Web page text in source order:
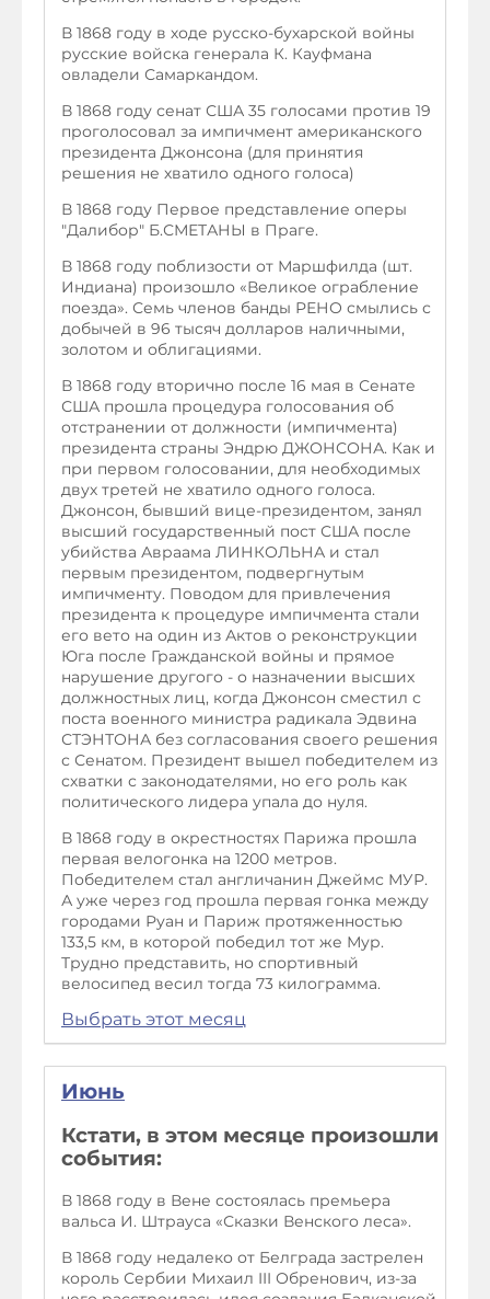
В 1868 году в ходе русско-бухарской войны
русские войска генерала К. Кауфмана
овладели Самаркандом.
В 1868 году сенат США 35 голосами против 19
проголосовал за импичмент американского
президента Джонсона (для принятия
решения не хватило одного голоса)
В 1868 году Первое представление оперы
"Далибор" Б.СМЕТАНЫ в Праге.
В 1868 году поблизости от Маршфилда (шт.
Индиана) произошло «Великое ограбление
поезда». Семь членов банды РЕНО смылись с
добычей в 96 тысяч долларов наличными,
золотом и облигациями.
В 1868 году вторично после 16 мая в Сенате
США прошла процедура голосования об
отстранении от должности (импичмента)
президента страны Эндрю ДЖОНСОНА. Как и
при первом голосовании, для необходимых
двух третей не хватило одного голоса.
Джонсон, бывший вице-президентом, занял
высший государственный пост США после
убийства Авраама ЛИНКОЛЬНА и стал
первым президентом, подвергнутым
импичменту. Поводом для привлечения
президента к процедуре импичмента стали
его вето на один из Актов о реконструкции
Юга после Гражданской войны и прямое
нарушение другого - о назначении высших
должностных лиц, когда Джонсон сместил с
поста военного министра радикала Эдвина
СТЭНТОНА без согласования своего решения
с Сенатом. Президент вышел победителем из
схватки с законодателями, но его роль как
политического лидера упала до нуля.
В 1868 году в окрестностях Парижа прошла
первая велогонка на 1200 метров.
Победителем стал англичанин Джеймс МУР.
А уже через год прошла первая гонка между
городами Руан и Париж протяженностью
133,5 км, в которой победил тот же Мур.
Трудно представить, но спортивный
велосипед весил тогда 73 килограмма.
Выбрать этот месяц
Июнь
Кстати, в этом месяце произошли
события:
В 1868 году в Вене состоялась премьера
вальса И. Штрауса «Сказки Венского леса».
В 1868 году недалеко от Белграда застрелен
король Сербии Михаил III Обренович, из-за